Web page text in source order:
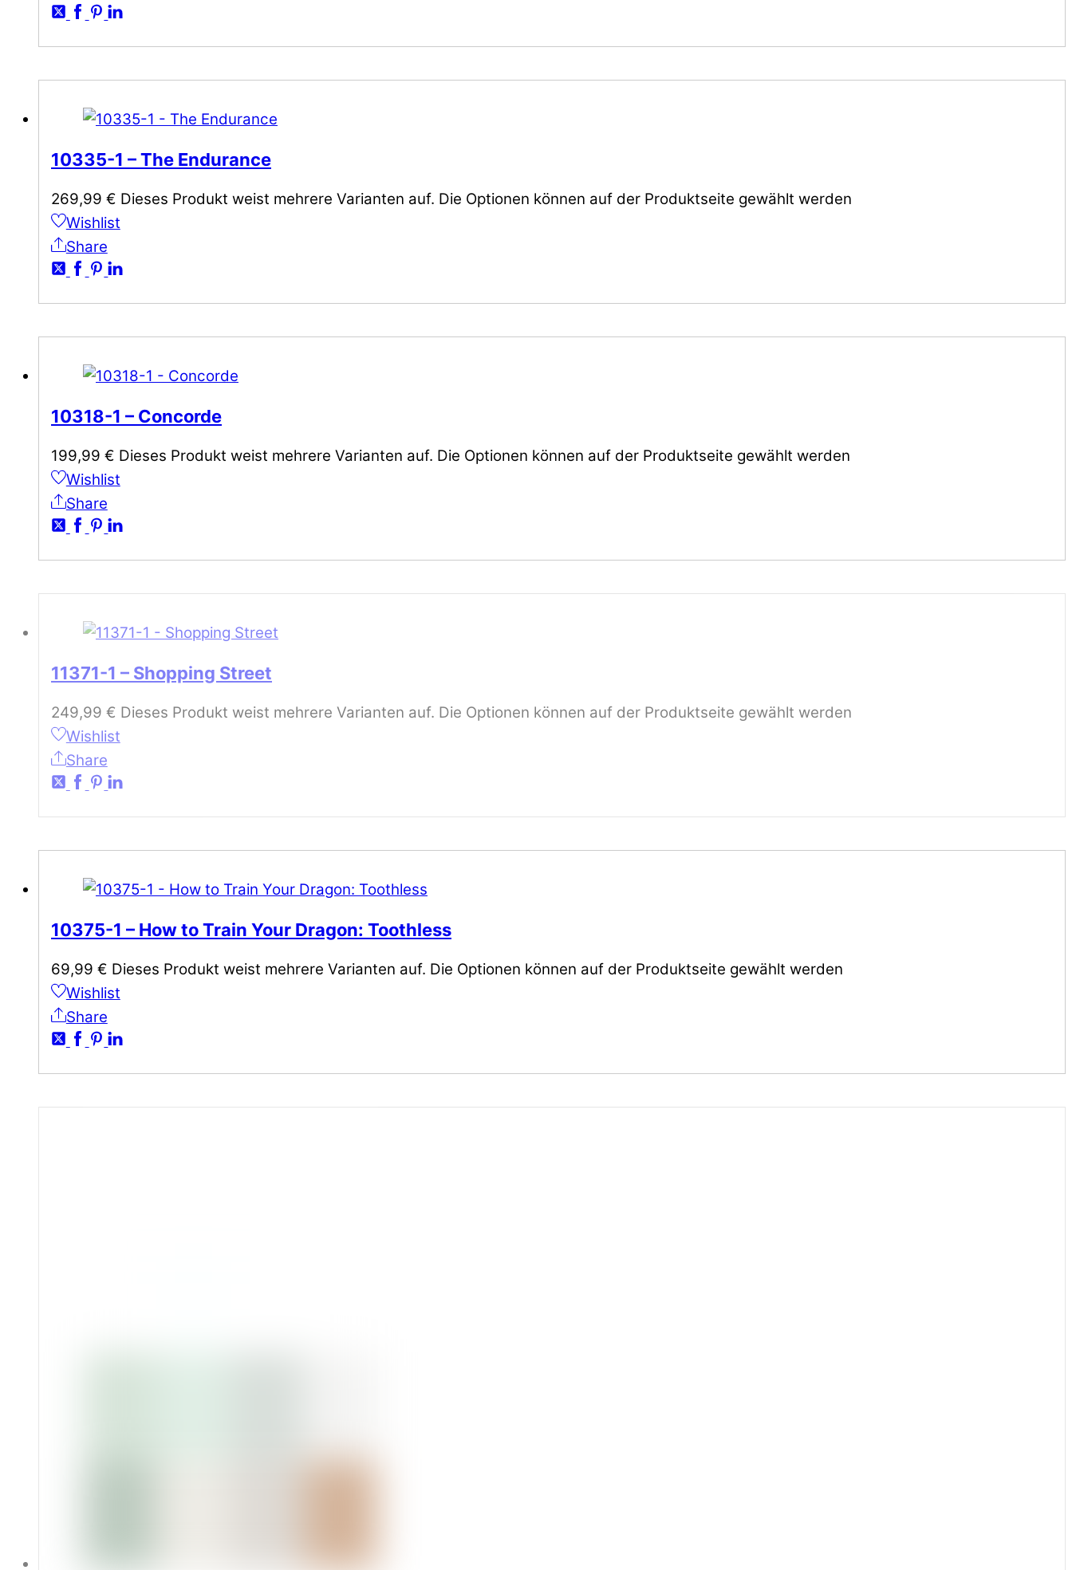
10335-1 – The Endurance
269,99 € Dieses Produkt weist mehrere Varianten auf. Die Optionen können auf der Produktseite gewählt werden
Wishlist
Share
10318-1 – Concorde
199,99 € Dieses Produkt weist mehrere Varianten auf. Die Optionen können auf der Produktseite gewählt werden
Wishlist
Share
11371-1 – Shopping Street
249,99 € Dieses Produkt weist mehrere Varianten auf. Die Optionen können auf der Produktseite gewählt werden
Wishlist
Share
10375-1 – How to Train Your Dragon: Toothless
69,99 € Dieses Produkt weist mehrere Varianten auf. Die Optionen können auf der Produktseite gewählt werden
Wishlist
Share